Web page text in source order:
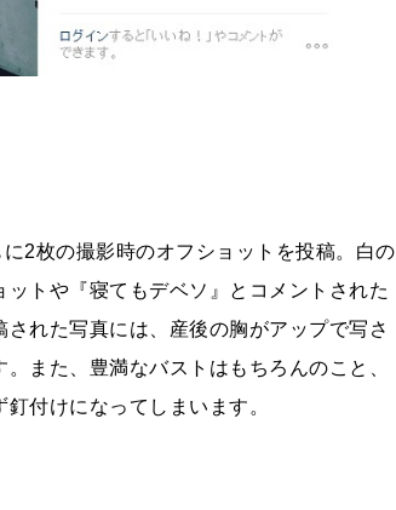
2枚の撮影時のオフショットを投稿。白の
トや『寝てもデベソ』とコメントされた
れた写真には、産後の胸がアップで写さ
また、豊満なバストはもちろんのこと、
付けになってしまいます。